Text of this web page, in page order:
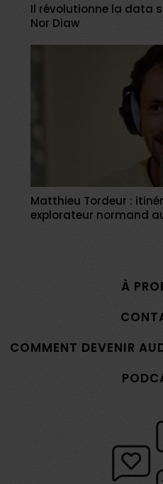
Il révolutionne la data
Nor Diaw
Matthieu Tordeur :
explorateur normand
À
COMMENT DEVENIR